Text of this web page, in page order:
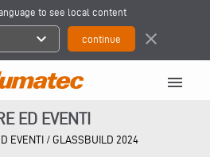
to see local content
expand_more close
menu
ED EVENTI
EVENTI / GLASSBUILD 2024